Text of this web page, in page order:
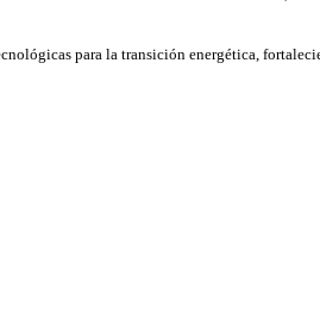
para la transición energética,